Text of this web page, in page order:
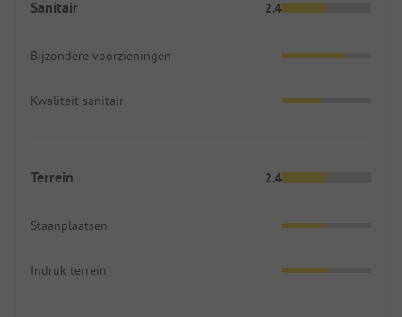
Sanitair 2.4
Bijzondere voorzieningen
Kwaliteit sanitair
Terrein 2.4
Staanplaatsen
Indruk terrein